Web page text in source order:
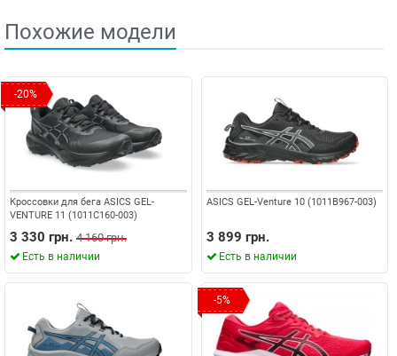
Похожие модели
-20%
Кроссовки для бега ASICS GEL-
VENTURE 11 (1011C160-003)
3 330 грн. 4 160 грн.
Есть в наличии
ASICS GEL-Venture 10 (1011B967-003)
3 899 грн.
Есть в наличии
-5%